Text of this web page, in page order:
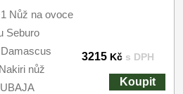
Nůž na ovoce
Seburo
nůž
3215 Kč s DPH
Koupit